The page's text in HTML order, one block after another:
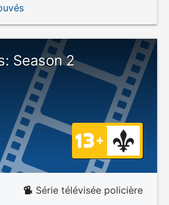
Season 2
Série télévisée policière